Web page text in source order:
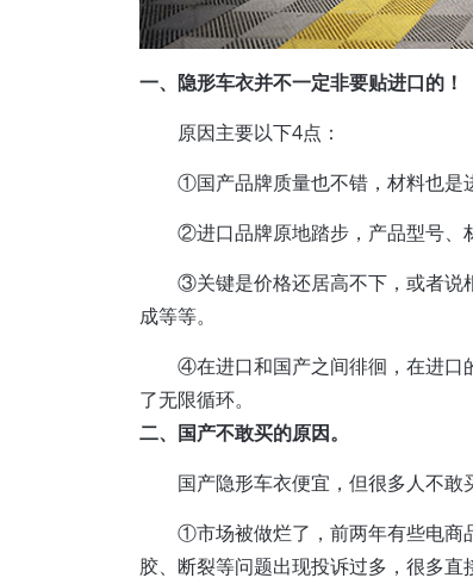
一、隐形车衣并不一定非要贴进口的！
原因主要以下4点：
①国产品牌质量也不错，材料也是
②进口品牌原地踏步，产品型号、
③关键是价格还居高不下，或者说
成等等。
④在进口和国产之间徘徊，在进口
了无限循环。
二、国产不敢买的原因。
国产隐形车衣便宜，但很多人不敢
①市场被做烂了，前两年有些电商
胶、断裂等问题出现投诉过多，很多